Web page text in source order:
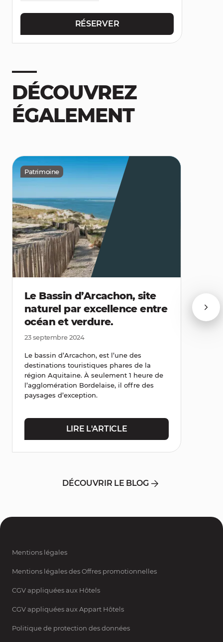
RÉSERVER
DÉCOUVREZ
ÉGALEMENT
Patrimoine
Le Bassin d’Arcachon, site
naturel par excellence entre
océan et verdure.
23 septembre 2024
Le bassin d’Arcachon, est l’une des
destinations touristiques phares de la
région Aquitaine. À seulement 1 heure de
l’agglomération Bordelaise, il offre des
paysages d’exception.
LIRE L'ARTICLE
DÉCOUVRIR LE BLOG
Mentions légales
Mentions légales des Offres promotionnelles
CGV appliquées aux Hôtels
CGV appliquées aux Appart Hôtels
Politique de protection des données